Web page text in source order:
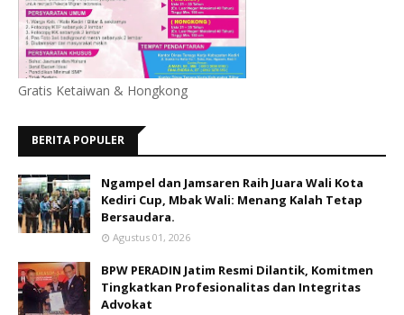
Gratis Ketaiwan & Hongkong
BERITA POPULER
Ngampel dan Jamsaren Raih Juara Wali Kota
Kediri Cup, Mbak Wali: Menang Kalah Tetap
Bersaudara.
Agustus 01, 2026
BPW PERADIN Jatim Resmi Dilantik, Komitmen
Tingkatkan Profesionalitas dan Integritas
Advokat